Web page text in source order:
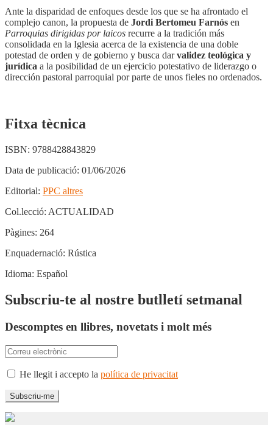
Ante la disparidad de enfoques desde los que se ha afrontado el
complejo canon, la propuesta de Jordi Bertomeu Farnós en
Parroquias dirigidas por laicos recurre a la tradición más
consolidada en la Iglesia acerca de la existencia de una doble
potestad de orden y de gobierno y busca darvalidez teológica y
jurídica a la posibilidad de un ejercicio potestativo de liderazgo o
dirección pastoral parroquial por parte de unos fieles no ordenados.
Fitxa tècnica
ISBN: 9788428843829
Data de publicació: 01/06/2026
Editorial: PPC altres
Col.lecció: ACTUALIDAD
Pàgines: 264
Enquadernació: Rústica
Idioma: Español
Subscriu-te al nostre butlletí setmanal
Descomptes en llibres, novetats i molt més
He llegit i accepto la política de privacitat